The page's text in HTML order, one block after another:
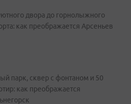
двора до горнолыжного
как преображается Арсеньев
парк, сквер с фонтаном и 50
как преображается